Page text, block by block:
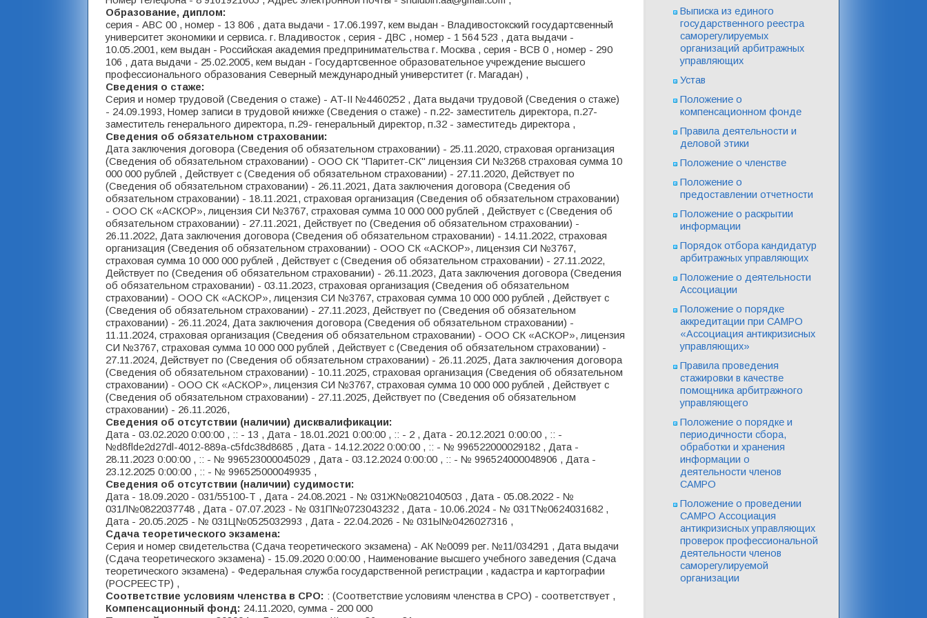
Выписка из единого
государственного реестра
саморегулируемых
организаций арбитражных
управляющих
Устав
Положение о
компенсационном фонде
Правила деятельности и
деловой этики
Положение о членстве
Положение о
предоставлении отчетности
Положение о раскрытии
информации
Порядок отбора кандидатур
арбитражных управляющих
Положение о деятельности
Ассоциации
Положение о порядке
аккредитации при САМРО
«Ассоциация антикризисных
управляющих»
Правила проведения
стажировки в качестве
помощника арбитражного
управляющего
Положение о порядке и
периодичности сбора,
обработки и хранения
информации о
деятельности членов
САМРО
Положение о проведении
САМРО Ассоциация
антикризисных управляющих
проверок профессиональной
деятельности членов
саморегулируемой
организации
Образование, диплом:
серия - АВС 00 , номер - 13 806 , дата выдачи - 17.06.1997, кем выдан - Владивостокский государтсвенный
университет экономики и сервиса. г. Владивосток , серия - ДВС , номер - 1 564 523 , дата выдачи -
10.05.2001, кем выдан - Российская академия предпринимательства г. Москва , серия - ВСВ 0 , номер - 290
106 , дата выдачи - 25.02.2005, кем выдан - Государтсвенное образовательное учреждение высшего
профессионального образования Северный международный универститет (г. Магадан) ,
Сведения о стаже:
Серия и номер трудовой (Сведения о стаже) - AT-II №4460252 , Дата выдачи трудовой (Сведения о стаже)
- 24.09.1993, Номер записи в трудовой книжке (Сведения о стаже) - п.22- заместитель директора, п.27-
заместитель генерального директора, п.29- генеральный директор, п.32 - заместитедь директора ,
Сведения об обязательном страховании:
Дата заключения договора (Сведения об обязательном страховании) - 25.11.2020, страховая организация
(Сведения об обязательном страховании) - ООО СК "Паритет-СК" лицензия СИ №3268 страховая сумма 10
000 000 рублей , Действует с (Сведения об обязательном страховании) - 27.11.2020, Действует по
(Сведения об обязательном страховании) - 26.11.2021, Дата заключения договора (Сведения об
обязательном страховании) - 18.11.2021, страховая организация (Сведения об обязательном страховании)
- ООО СК «АСКОР», лицензия СИ №3767, страховая сумма 10 000 000 рублей , Действует с (Сведения об
обязательном страховании) - 27.11.2021, Действует по (Сведения об обязательном страховании) -
26.11.2022, Дата заключения договора (Сведения об обязательном страховании) - 14.11.2022, страховая
организация (Сведения об обязательном страховании) - ООО СК «АСКОР», лицензия СИ №3767,
страховая сумма 10 000 000 рублей , Действует с (Сведения об обязательном страховании) - 27.11.2022,
Действует по (Сведения об обязательном страховании) - 26.11.2023, Дата заключения договора (Сведения
об обязательном страховании) - 03.11.2023, страховая организация (Сведения об обязательном
страховании) - ООО СК «АСКОР», лицензия СИ №3767, страховая сумма 10 000 000 рублей , Действует с
(Сведения об обязательном страховании) - 27.11.2023, Действует по (Сведения об обязательном
страховании) - 26.11.2024, Дата заключения договора (Сведения об обязательном страховании) -
11.11.2024, страховая организация (Сведения об обязательном страховании) - ООО СК «АСКОР», лицензия
СИ №3767, страховая сумма 10 000 000 рублей , Действует с (Сведения об обязательном страховании) -
27.11.2024, Действует по (Сведения об обязательном страховании) - 26.11.2025, Дата заключения договора
(Сведения об обязательном страховании) - 10.11.2025, страховая организация (Сведения об обязательном
страховании) - ООО СК «АСКОР», лицензия СИ №3767, страховая сумма 10 000 000 рублей , Действует с
(Сведения об обязательном страховании) - 27.11.2025, Действует по (Сведения об обязательном
страховании) - 26.11.2026,
Сведения об отсутствии (наличии) дисквалификации:
Дата - 03.02.2020 0:00:00 , :: - 13 , Дата - 18.01.2021 0:00:00 , :: - 2 , Дата - 20.12.2021 0:00:00 , :: -
№d8flde2d27dl-4012-889а-с5fdc38d8685 , Дата - 14.12.2022 0:00:00 , :: - № 996522000029182 , Дата -
28.11.2023 0:00:00 , :: - № 996523000045029 , Дата - 03.12.2024 0:00:00 , :: - № 996524000048906 , Дата -
23.12.2025 0:00:00 , :: - № 996525000049935 ,
Сведения об отсутствии (наличии) судимости:
Дата - 18.09.2020 - 031/55100-T , Дата - 24.08.2021 - № 031Ж№0821040503 , Дата - 05.08.2022 - №
031Л№0822037748 , Дата - 07.07.2023 - № 031П№0723043232 , Дата - 10.06.2024 - № 031Т№0624031682 ,
Дата - 20.05.2025 - № 031Ц№0525032993 , Дата - 22.04.2026 - № 031Ы№0426027316 ,
Сдача теоретического экзамена:
Серия и номер свидетельства (Сдача теоретического экзамена) - АК №0099 рег. №11/034291 , Дата выдачи
(Сдача теоретического экзамена) - 15.09.2020 0:00:00 , Наименование высшего учебного заведения (Сдача
теоретического экзамена) - Федеральная служба государственной регистрации , кадастра и картографии
(РОСРЕЕСТР) ,
Соответствие условиям членства в СРО: : (Соответствие условиям членства в СРО) - соответствует ,
Компенсационный фонд: 24.11.2020, сумма - 200 000